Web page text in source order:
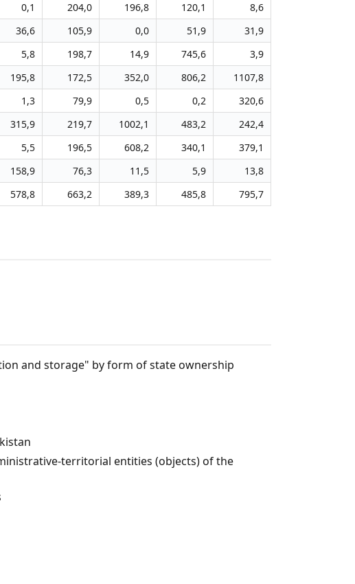
0,1 204,0 196,8 120,1
8,6
36,6 105,9 0,0 51,9
31,9
5,8 198,7 14,9 745,6
3,9
195,8 172,5 352,0 806,2
1107,8
1,3 79,9 0,5 0,2
320,6
315,9 219,7 1002,1 483,2
242,4
5,5 196,5 608,2 340,1
379,1
158,9 76,3 11,5 5,9
13,8
578,8 663,2 389,3 485,8 795,7
and storage" by form of state ownership
territorial entities (objects) of the